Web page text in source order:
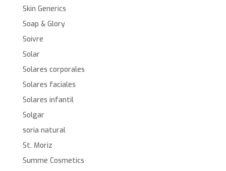
Skin Generics
Soap & Glory
Soivre
Solar
Solares corporales
Solares faciales
Solares infantil
Solgar
soria natural
St. Moriz
Summe Cosmetics